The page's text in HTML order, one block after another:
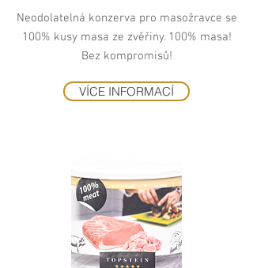
Neodolatelná konzerva pro masožravce se
100% kusy masa ze zvěřiny. 100% masa!
Bez kompromisů!
VÍCE INFORMACÍ